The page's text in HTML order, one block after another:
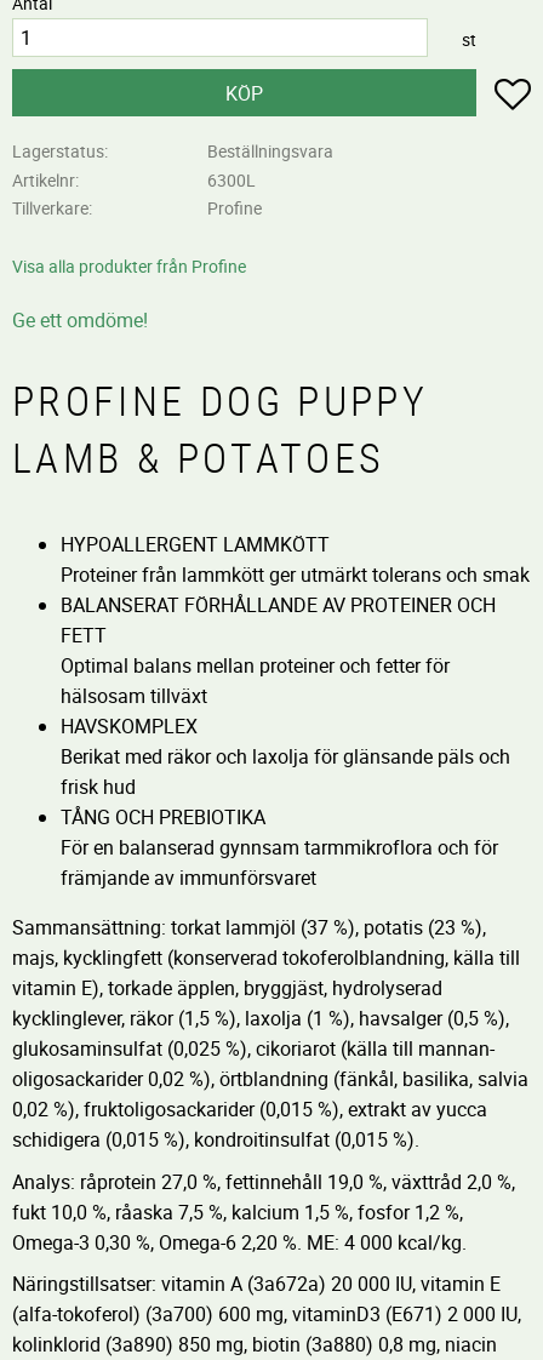
st
KÖP
Lagerstatus
Beställningsvara
Artikelnr
6300L
Tillverkare
Profine
Visa alla produkter från Profine
Ge ett omdöme!
PROFINE DOG PUPPY
LAMB & POTATOES
HYPOALLERGENT LAMMKÖTT
Proteiner från lammkött ger utmärkt tolerans och smak
BALANSERAT FÖRHÅLLANDE AV PROTEINER OCH
FETT
Optimal balans mellan proteiner och fetter för
hälsosam tillväxt
HAVSKOMPLEX
Berikat med räkor och laxolja för glänsande päls och
frisk hud
TÅNG OCH PREBIOTIKA
För en balanserad gynnsam tarmmikroflora och för
främjande av immunförsvaret
Sammansättning: torkat lammjöl (37 %), potatis (23 %),
majs, kycklingfett (konserverad tokoferolblandning, källa till
vitamin E), torkade äpplen, bryggjäst, hydrolyserad
kycklinglever, räkor (1,5 %), laxolja (1 %), havsalger (0,5 %),
glukosaminsulfat (0,025 %), cikoriarot (källa till mannan-
oligosackarider 0,02 %), örtblandning (fänkål, basilika, salvia
0,02 %), fruktoligosackarider (0,015 %), extrakt av yucca
schidigera (0,015 %), kondroitinsulfat (0,015 %).
Analys: råprotein 27,0 %, fettinnehåll 19,0 %, växttråd 2,0 %,
fukt 10,0 %, råaska 7,5 %, kalcium 1,5 %, fosfor 1,2 %,
Omega-3 0,30 %, Omega-6 2,20 %. ME: 4 000 kcal/kg.
Näringstillsatser: vitamin A (3a672a) 20 000 IU, vitamin E
(alfa-tokoferol) (3a700) 600 mg, vitaminD3 (E671) 2 000 IU,
kolinklorid (3a890) 850 mg, biotin (3a880) 0,8 mg, niacin